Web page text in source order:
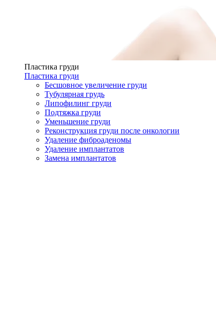
Пластика груди
Пластика груди
Бесшовное увеличение груди
Тубулярная грудь
Липофилинг груди
Подтяжка груди
Уменьшение груди
Реконструкция груди после онкологии
Удаление фиброаденомы
Удаление имплантатов
Замена имплантатов